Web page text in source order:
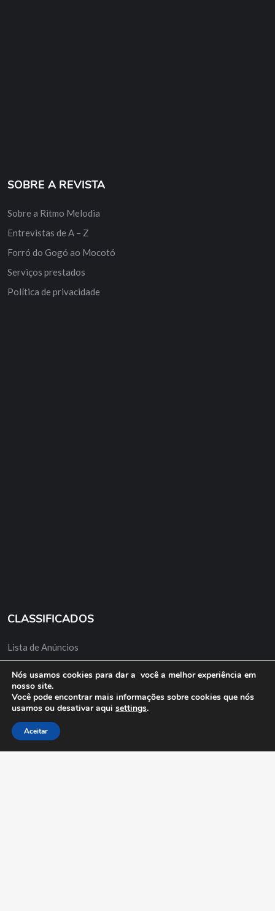
SOBRE A REVISTA
Sobre a Ritmo Melodia
Entrevistas de A – Z
Forró do Gogó ao Mocotó
Serviços prestados
Política de privacidade
CLASSIFICADOS
Lista de Anúncios
Anuncie Grátis
Nós usamos cookies para dar a você a melhor experiência em
nosso site.
Você pode encontrar mais informações sobre cookies que nós
usamos ou desativar aqui settings.
Aceitar